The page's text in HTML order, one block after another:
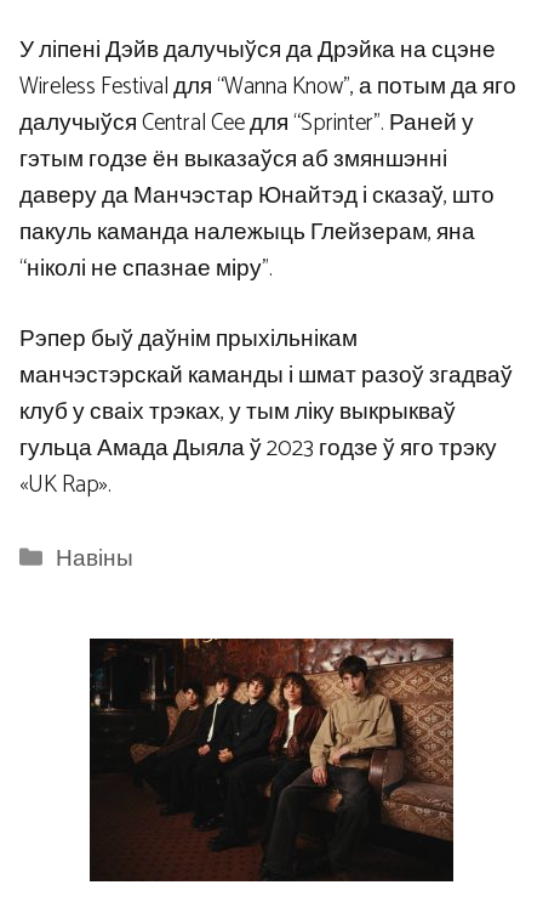
У ліпені Дэйв далучыўся да Дрэйка на сцэне
Wireless Festival для “Wanna Know”, а потым да яго
далучыўся Central Cee для “Sprinter”. Раней у
гэтым годзе ён выказаўся аб змяншэнні
даверу да Манчэстар Юнайтэд і сказаў, што
пакуль каманда належыць Глейзерам, яна
“ніколі не спазнае міру”.
Рэпер быў даўнім прыхільнікам
манчэстэрскай каманды і шмат разоў згадваў
клуб у сваіх трэках, у тым ліку выкрыкваў
гульца Амада Дыяла ў 2023 годзе ў яго трэку
«UK Rap».
Categories
Навіны